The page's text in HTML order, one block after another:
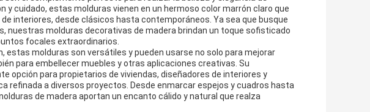
y cuidado, estas molduras vienen en un hermoso color marrón claro que
interiores, desde clásicos hasta contemporáneos. Ya sea que busque
nuestras molduras decorativas de madera brindan un toque sofisticado
focales extraordinarios.
estas molduras son versátiles y pueden usarse no solo para mejorar
para embellecer muebles y otras aplicaciones creativas. Su
opción para propietarios de viviendas, diseñadores de interiores y
refinada a diversos proyectos. Desde enmarcar espejos y cuadros hasta
de madera aportan un encanto cálido y natural que realza